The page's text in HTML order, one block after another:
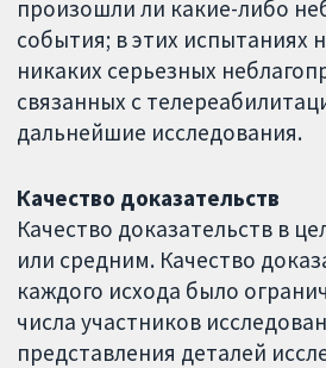
произошли ли какие-либо
события; в этих испытаниях
никаких серьезных
связанных с
дальнейшие исследования.
Качество доказательств
Качество доказательств в
или средним. Качество
каждого исхода было
числа участников
представления деталей